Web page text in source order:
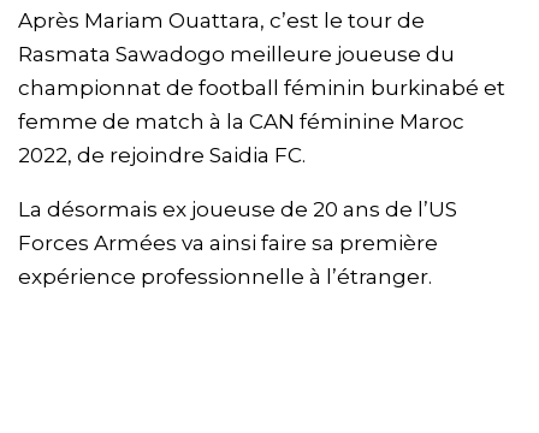
Après Mariam Ouattara, c’est le tour de
Rasmata Sawadogo meilleure joueuse du
championnat de football féminin burkinabé et
femme de match à la CAN féminine Maroc
2022, de rejoindre Saidia FC.
La désormais ex joueuse de 20 ans de l’US
Forces Armées va ainsi faire sa première
expérience professionnelle à l’étranger.